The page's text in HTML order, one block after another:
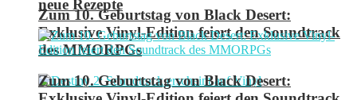
Zum 10. Geburtstag von Black Desert:
Exklusive Vinyl-Edition feiert den Soundtrack
des MMORPGs
neue Rezepte
Zum 10. Geburtstag von Black Desert: